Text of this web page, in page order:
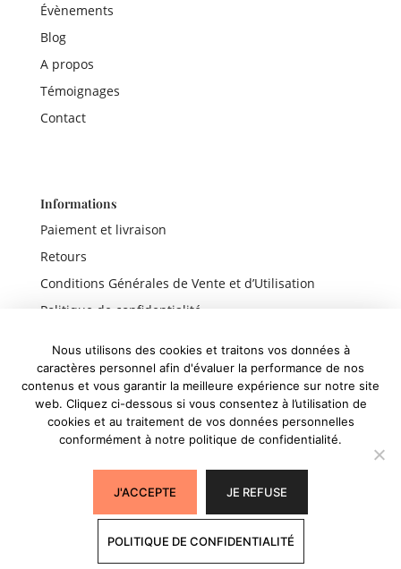
Évènements
Blog
A propos
Témoignages
Contact
Informations
Paiement et livraison
Retours
Conditions Générales de Vente et d’Utilisation
Politique de confidentialité
Liens rapides
Boutique
Mon compte
Nous utilisons des cookies et traitons vos données à
caractères personnel afin d'évaluer la performance de nos
contenus et vous garantir la meilleure expérience sur notre site
web. Cliquez ci-dessous si vous consentez à l’utilisation de
cookies et au traitement de vos données personnelles
conformément à notre politique de confidentialité.
J'ACCEPTE JE REFUSE
POLITIQUE DE CONFIDENTIALITÉ